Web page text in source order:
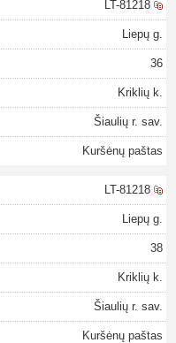
LT-81218
Liepų g.
36
Kriklių k.
Šiaulių r. sav.
Kuršėnų paštas
LT-81218
Liepų g.
38
Kriklių k.
Šiaulių r. sav.
Kuršėnų paštas